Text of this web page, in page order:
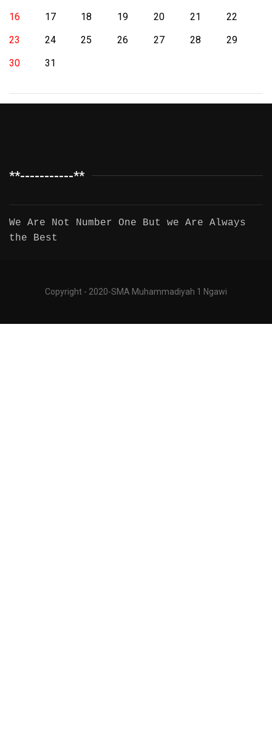
16
17 18 19 20 21
22
23
24 25 26 27 28
29
30
31
**-----------**
We Are Not Number One But we Are Always
the Best
Copyright - 2020-SMA Muhammadiyah 1 Ngawi